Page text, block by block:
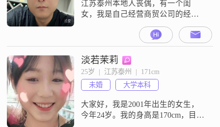
江苏泰州本地人丧偶，有一个闺
女，我是自己经营商贸公司的经济
上没有任何问题，本人无不良嗜
好，真心寻找一位女士能够共度一
生
淡若茉莉
25岁  |  江苏泰州  |  171cm
未婚
大学本科
大家好，我是2001年出生的女生，
今年24岁。我的身高是170cm，目前